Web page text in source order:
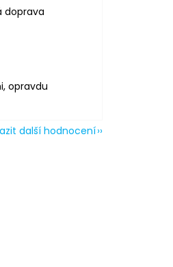
doprava
z 5 hvězdiček.
opravdu
další hodnocení